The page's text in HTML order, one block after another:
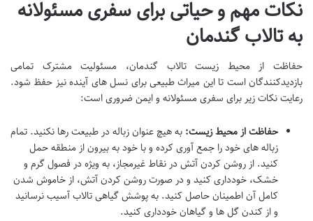
نکات مهم و حیاتی برای سفری مسئولانه
به تالاب گندمان
حفاظت از محیط زیست تالاب گندمان، مسئولیت مشترک تمامی
بازدیدکنندگان است تا این میراث طبیعی برای نسل های آینده نیز حفظ شود.
رعایت نکات زیر برای سفری مسئولانه و ایمن ضروری است:
حفاظت از محیط زیست: به هیچ عنوان زباله در طبیعت رها نکنید. تمام
زباله های خود را جمع آوری کرده و با خود به بیرون از منطقه حمل
کنید. از روشن کردن آتش در نقاط غیرمجاز، به ویژه در فصول گرم و
خشک، خودداری کنید و در صورت روشن کردن آتش، از خاموش شدن
کامل آن اطمینان حاصل کنید. به پوشش گیاهی تالاب آسیب نرسانید
و از کندن گل ها و گیاهان خودداری کنید.